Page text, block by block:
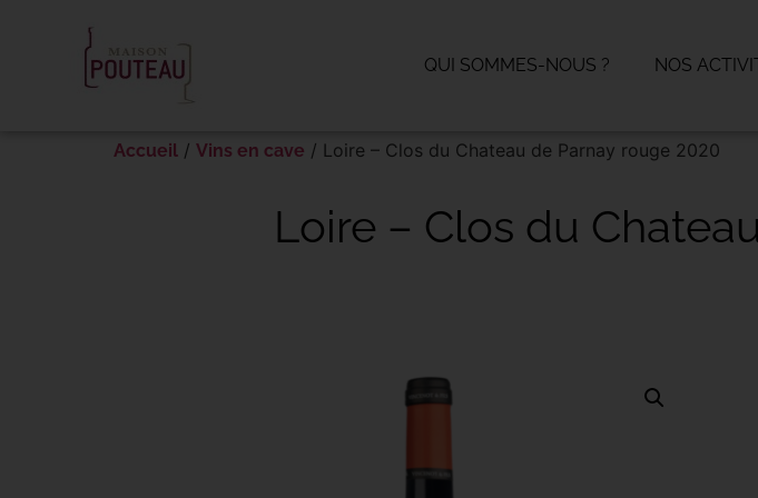
QUI SOMMES-NOUS ? NOS
Accueil / Vins en cave / Loire – Clos du Chateau de Parnay rouge 2020
Loire – Clos du